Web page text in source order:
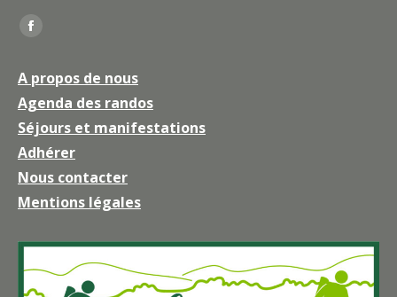
Trouvez nous sur :
La
Facebook
s'ouvre
dans
une
nouvelle
fenêtre
A propos de nous
Agenda des randos
Séjours et manifestations
Adhérer
Nous contacter
Mentions légales